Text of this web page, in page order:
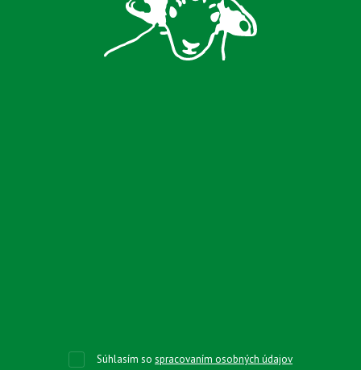
Súhlasím sospracovaním osobných údajov